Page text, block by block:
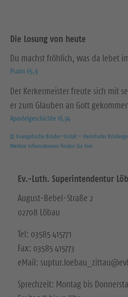
Die Losung von heute
Du machst fröhlich, was da lebet
Psalm 65,9
Der Kerkermeister freute sich mit
er zum Glauben an Gott
Apostelgeschichte 16,34
© Evangelische Brüder-Unität – Herrnhuter
Weitere Informationen finden Sie hier
Ev.-Luth. Superintendentur
August-Bebel-Straße 2
02708 Löbau
Tel: 03585 415771
Fax: 03585 415773
eMail:
Sprechzeit: Montag bis